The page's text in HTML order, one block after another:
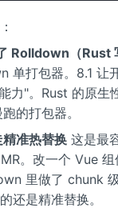
Rolldown（Rust
单打包器。8.1 让
力"。Rust 的原
的打包器。
准热替换 这是最
。改一个 Vue
里做了 chunk
还是精准替换。